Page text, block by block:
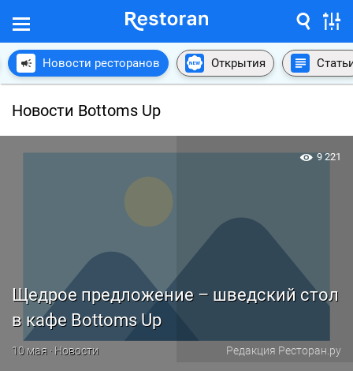
Новости ресторанов Открытия
Новости Bottoms Up
Щедрое предложение – шведский стол
в кафе Bottoms Up
10 мая · Новости Редакция Ресторан.ру
9 221